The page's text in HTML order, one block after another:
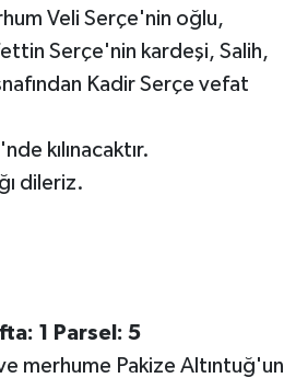
Veli Serçe'nin oğlu,
Serçe'nin kardeşi, Salih,
Kadir Serçe vefat
kılınacaktır.
dileriz.
1 Parsel: 5
merhume Pakize Altıntuğ'un